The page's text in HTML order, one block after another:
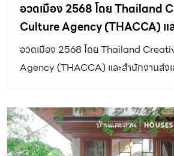
อวดเมือง 2568 โดย Thailand
Culture Agency (THACCA) แ
เสริมการจัดประชุมและนิทรรศการ
เปิดเวทีให้ 12 จังหวัด นำจุดแข็งข
อวดเมือง 2568 โดย Thailand
Agency (THACCA) และสำนักงานส่ง